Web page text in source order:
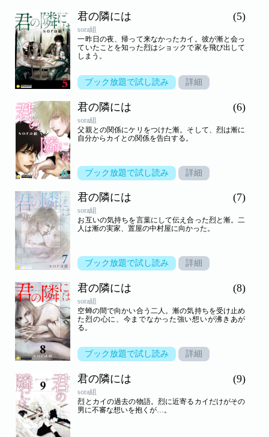
君の隣には (5)
sora組
一昨日の夜、帰って来なかったカイ。彼が漸と会っ
ていたことを知った烈はショックで家を飛び出して
しまう。
ブック放題で試し読み 詳細
君の隣には (6)
sora組
父親との関係にケリをつけた漸。そして、烈は漸に
自分からカイとの関係を告白する。
ブック放題で試し読み 詳細
君の隣には (7)
sora組
お互いの気持ちを言葉にして伝え合った烈と漸。二
人は漸の実家、置屋の中村屋に向かった。
ブック放題で試し読み 詳細
君の隣には (8)
sora組
空蝉の間で向かい合う二人。漸の気持ちを受け止め
た烈の心に、今までなかった強い想いが沸きあが
る。
ブック放題で試し読み 詳細
君の隣には (9)
sora組
烈とカイの過去の物語。烈に近寄るカイだけがその
男に不審な想いを抱くが…。